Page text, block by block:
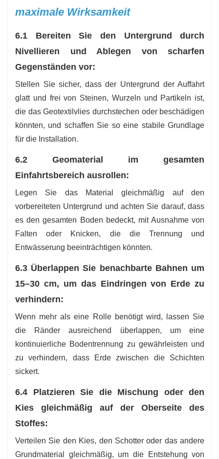
maximale Wirksamkeit
6.1 Bereiten Sie den Untergrund durch
Nivellieren und Ablegen von scharfen
Gegenständen vor:
Stellen Sie sicher, dass der Untergrund der Auffahrt
glatt und frei von Steinen, Wurzeln und Partikeln ist,
die das Geotextilvlies durchstechen oder beschädigen
könnten, und schaffen Sie so eine stabile Grundlage
für die Installation.
6.2 Geomaterial im gesamten
Einfahrtsbereich ausrollen:
Legen Sie das Material gleichmäßig auf den
vorbereiteten Untergrund und achten Sie darauf, dass
es den gesamten Boden bedeckt, mit Ausnahme von
Falten oder Knicken, die die Trennung und
Entwässerung beeinträchtigen könnten.
6.3 Überlappen Sie benachbarte Bahnen um
15–30 cm, um das Eindringen von Erde zu
verhindern:
Wenn mehr als eine Rolle benötigt wird, lassen Sie
die Ränder ausreichend überlappen, um eine
kontinuierliche Bodentrennung zu gewährleisten und
zu verhindern, dass Erde zwischen die Schichten
sickert.
6.4 Platzieren Sie die Mischung oder den
Kies gleichmäßig auf der Oberseite des
Stoffes:
Verteilen Sie den Kies, den Schotter oder das andere
Grundmaterial gleichmäßig, um die Entstehung von